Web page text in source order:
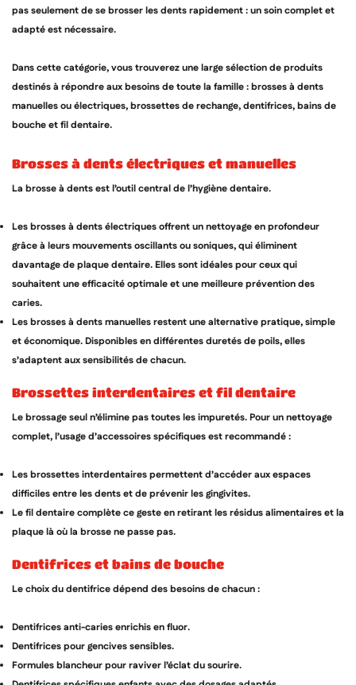
pas seulement de se brosser les dents rapidement : un soin complet et
adapté est nécessaire.
Dans cette catégorie, vous trouverez une large sélection de produits
destinés à répondre aux besoins de toute la famille : brosses à dents
manuelles ou électriques, brossettes de rechange, dentifrices, bains de
bouche et fil dentaire.
brosses à dents électriques et manuelles
La brosse à dents est l’outil central de l’hygiène dentaire.
Les brosses à dents électriques offrent un nettoyage en profondeur
grâce à leurs mouvements oscillants ou soniques, qui éliminent
davantage de plaque dentaire. Elles sont idéales pour ceux qui
souhaitent une efficacité optimale et une meilleure prévention des
caries.
Les brosses à dents manuelles restent une alternative pratique, simple
et économique. Disponibles en différentes duretés de poils, elles
s’adaptent aux sensibilités de chacun.
brossettes interdentaires et fil dentaire
Le brossage seul n’élimine pas toutes les impuretés. Pour un nettoyage
complet, l’usage d’accessoires spécifiques est recommandé :
Les brossettes interdentaires permettent d’accéder aux espaces
difficiles entre les dents et de prévenir les gingivites.
Le fil dentaire complète ce geste en retirant les résidus alimentaires et la
plaque là où la brosse ne passe pas.
dentifrices et bains de bouche
Le choix du dentifrice dépend des besoins de chacun :
Dentifrices anti-caries enrichis en fluor.
Dentifrices pour gencives sensibles.
Formules blancheur pour raviver l’éclat du sourire.